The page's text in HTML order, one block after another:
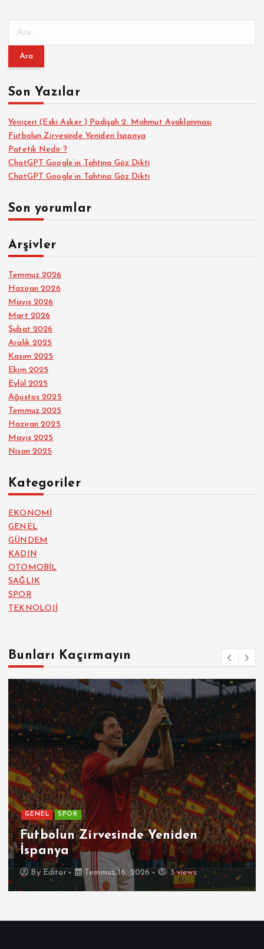
m
:Son Yazılar
Yeniçeri (Eski Asker ) Padişah 2. Mahmut Ayaklanması
Futbolun Zirvesinde Yeniden İspanya
Patetik Nedir ?
ChatGPT Google’ın Tahtına Göz Dikti
ChatGPT Google’ın Tahtına Göz Dikti
Son yorumlar
Arşivler
Temmuz 2026
Haziran 2026
Mayıs 2026
Mart 2026
Şubat 2026
Aralık 2025
Kasım 2025
Ekim 2025
Eylül 2025
Ağustos 2025
Temmuz 2025
Haziran 2025
Mayıs 2025
Nisan 2025
Kategoriler
EKONOMİ
GENEL
GÜNDEM
KADIN
OTOMOBİL
SAĞLIK
SPOR
TEKNOLOJİ
Bunları Kaçırmayın
GENEL SPOR
Futbolun Zirvesinde Yeniden
İspanya
By Editor Temmuz 16, 2026 3 views